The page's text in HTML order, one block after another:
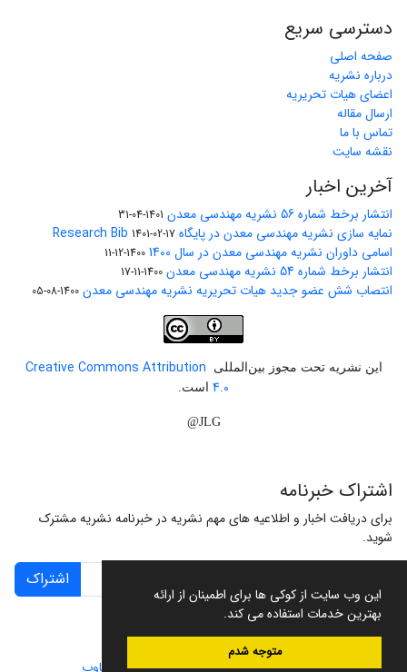
این وب سایت از کوکی ها برای اطمینان از ارائه
بهترین خدمات استفاده می کند.
متوجه شدم
دسترسی سریع
صفحه اصلی
درباره نشریه
اعضای هیات تحریریه
ارسال مقاله
تماس با ما
نقشه سایت
آخرین اخبار
انتشار برخط شماره 56 نشریه مهندسی معدن 1401-04-31
نمایه سازی نشریه مهندسی معدن در پایگاه Research Bib 1401-02-17
اسامی داوران نشریه مهندسی معدن در سال 1400 1400-12-11
انتشار برخط شماره 54 نشریه مهندسی معدن 1400-11-17
انتصاب شش عضو جدید هیات تحریریه نشریه مهندسی معدن 1400-08-05
این نشریه تحت مجوز بین‌المللی
Creative Commons Attribution
4.0 است.
JLG@
اشتراک خبرنامه
برای دریافت اخبار و اطلاعیه های مهم نشریه در خبرنامه نشریه مشترک
شوید.
اشتراک
سامانه مدیریت نشریات علمی.طراحی و پیاده سازی از سیناوب